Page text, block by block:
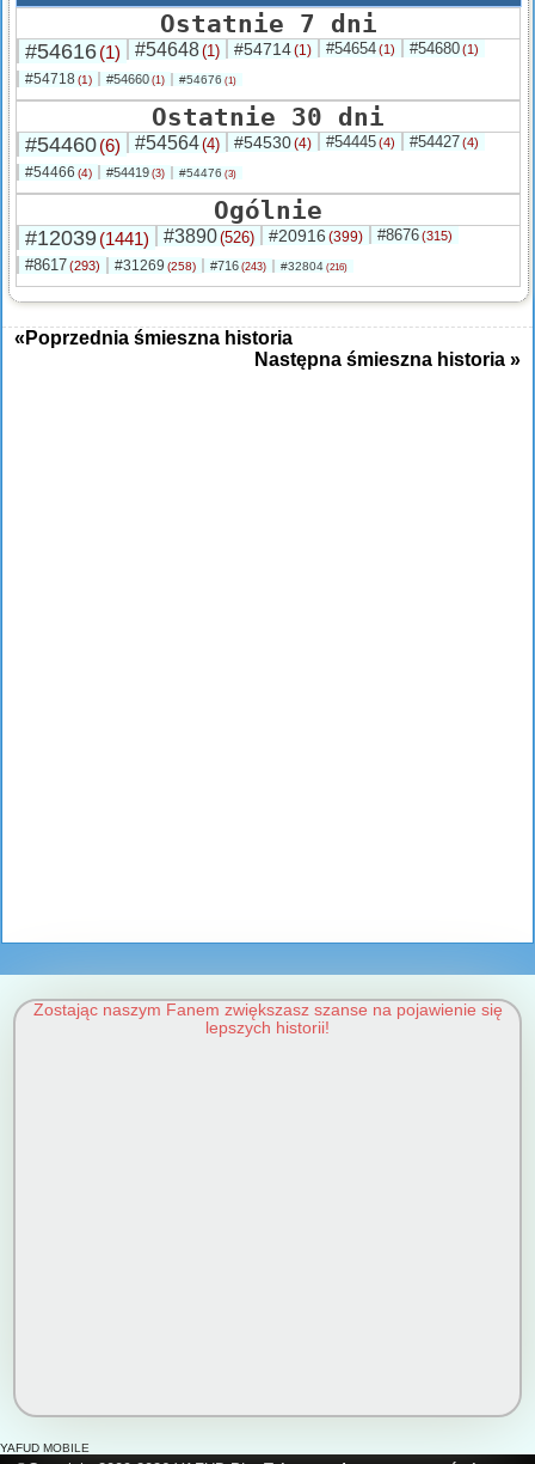
Ostatnie 7 dni
#54616(1) #54648(1) #54714(1) #54654(1) #54680(1)
#54718 (1) #54660 (1) #54676 (1)
Ostatnie 30 dni
#54460(6) #54564(4) #54530(4) #54445(4) #54427(4)
#54466 (4) #54419 (3) #54476 (3)
Ogólnie
#12039(1441) #3890(526) #20916 (399) #8676(315)
#8617(293) #31269 (258) #716 (243) #32804 (216)
«Poprzednia śmieszna historia
Następna śmieszna historia »
Zostając naszym Fanem zwiększasz szanse na pojawienie się
lepszych historii!
YAFUD MOBILE